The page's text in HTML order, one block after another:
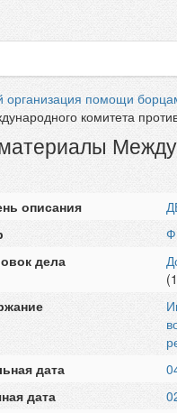
помощи
комитета
описания
дела
дата
дата